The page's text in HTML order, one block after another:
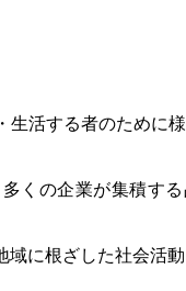
活する者のために
くの企業が集積す
に根ざした社会活